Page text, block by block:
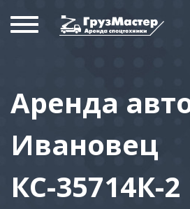
Аренда
Ивановец
КС-35714К-2